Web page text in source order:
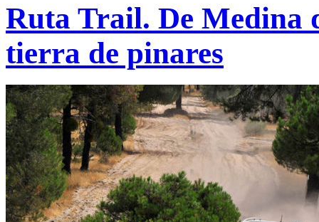
Ruta Trail. De Medina
tierra de pinares